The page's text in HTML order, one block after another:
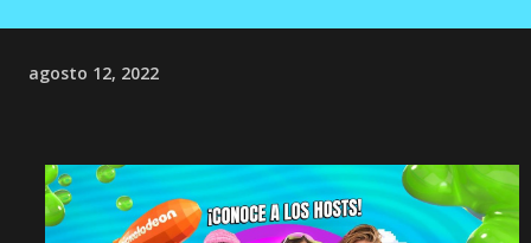
agosto 12, 2022